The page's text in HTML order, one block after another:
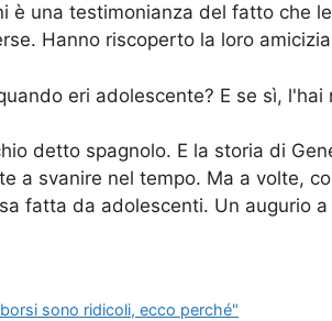
è una testimonianza del fatto che
Hanno riscoperto la loro
eri adolescente? E se sì,
detto spagnolo. E la storia di
a svanire nel tempo. Ma a volte,
fatta da adolescenti. Un augurio
sono ridicoli, ecco perché"